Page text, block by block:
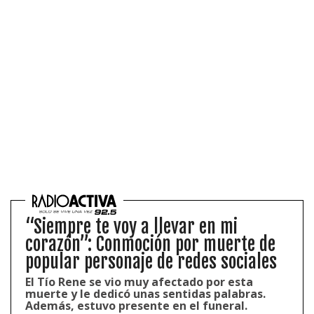
“Siempre te voy a llevar en mi
corazón”: Conmoción por muerte de
popular personaje de redes sociales
El Tío Rene se vio muy afectado por esta
muerte y le dedicó unas sentidas palabras.
Además, estuvo presente en el funeral.